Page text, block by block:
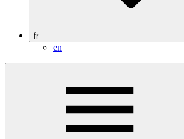
fr
en